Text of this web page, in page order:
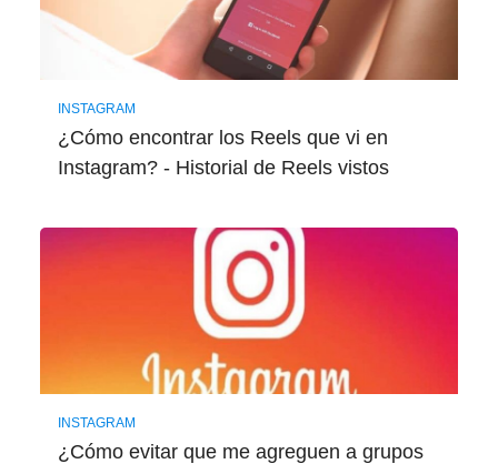
INSTAGRAM
¿Cómo encontrar los Reels que vi en
Instagram? - Historial de Reels vistos
INSTAGRAM
¿Cómo evitar que me agreguen a grupos